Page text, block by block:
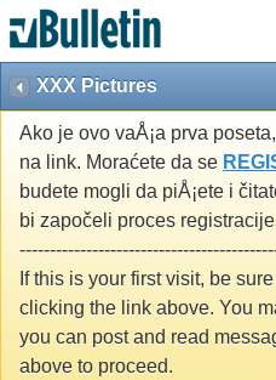
XXX Pictures
Ako je ovo vaÅ¡a prva
na link. Moraćete da se
budete mogli da piÅ¡ete i
bi započeli proces
If this is your first visit, be
clicking the link above. You
you can post and read
above to proceed.